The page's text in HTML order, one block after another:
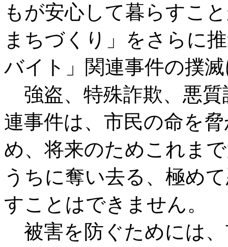
もが安心して暮らすこ
まちづくり」をさらに
バイト」関連事件の撲
強盗、特殊詐欺、悪質
連事件は、市民の命を
め、将来のためこれま
うちに奪い去る、極め
すことはできません。
被害を防ぐためには